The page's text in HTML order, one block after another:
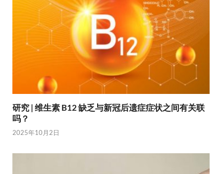
研究 | 维生素 B12 缺乏与新冠后遗症症状之间有关联
吗？
2025年10月2日